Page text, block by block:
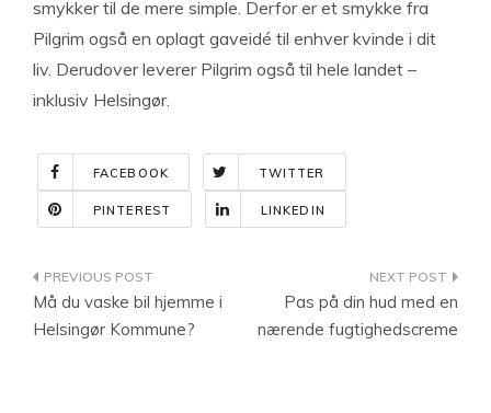
smykker til de mere simple. Derfor er et smykke fra
Pilgrim også en oplagt gaveidé til enhver kvinde i dit
liv. Derudover leverer Pilgrim også til hele landet –
inklusiv Helsingør.
FACEBOOK TWITTER
PINTEREST LINKEDIN
Indlægsnavigation
Må du vaske bil hjemme i
Helsingør Kommune?
Pas på din hud med en
nærende fugtighedscreme